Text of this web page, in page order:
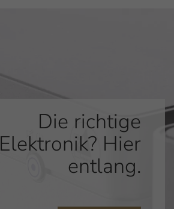
Die richtige
Elektronik? Hier
entlang.